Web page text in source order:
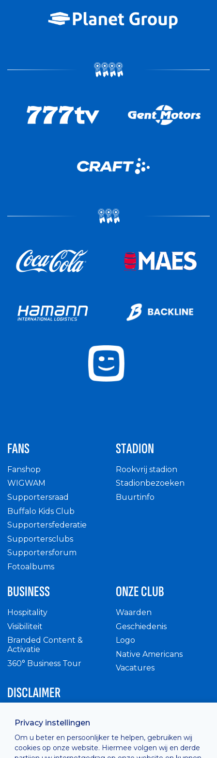
Privacy instellingen
Om u beter en persoonlijker te helpen, gebruiken wij
cookies op onze website. Hiermee volgen wij en derde
FANS
Fanshop
WIGWAM
Supportersraad
Buffalo Kids Club
Supportersfederatie
Supportersclubs
Supportersforum
Fotoalbums
STADION
Rookvrij stadion
Stadionbezoeken
Buurtinfo
BUSINESS
Hospitality
Visibiliteit
Branded Content &
Activatie
360° Business Tour
ONZE CLUB
Waarden
Geschiedenis
Logo
Native Americans
Vacatures
DISCLAIMER
Privacy Policy
Cashless
verkoopsvoorwaarden